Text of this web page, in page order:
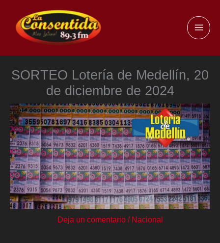
contenido
SORTEO Lotería de Medellín, 20
de diciembre de 2024
Deja un comentario / Nacional